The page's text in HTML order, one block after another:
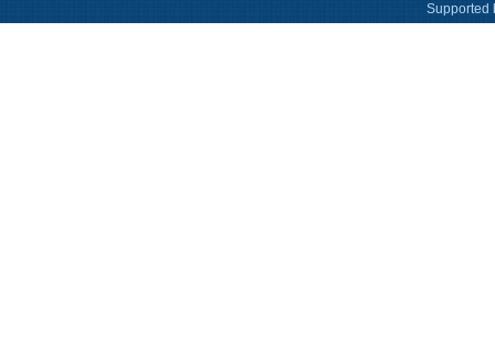
Supported